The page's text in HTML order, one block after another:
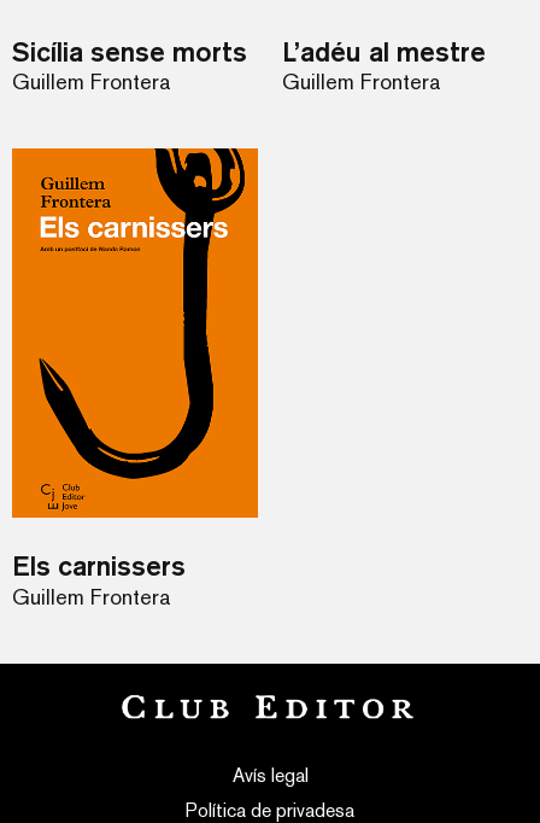
Sicília sense morts
Guillem Frontera
L’adéu al mestre
Guillem Frontera
Els carnissers
Guillem Frontera
Avís legal
Política de privadesa